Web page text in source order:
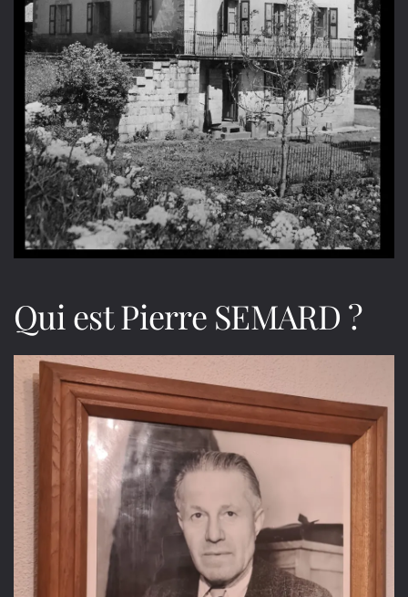
Qui est Pierre SEMARD ?